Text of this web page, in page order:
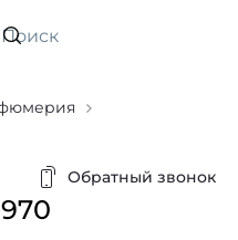
Искать
Обратный звонок